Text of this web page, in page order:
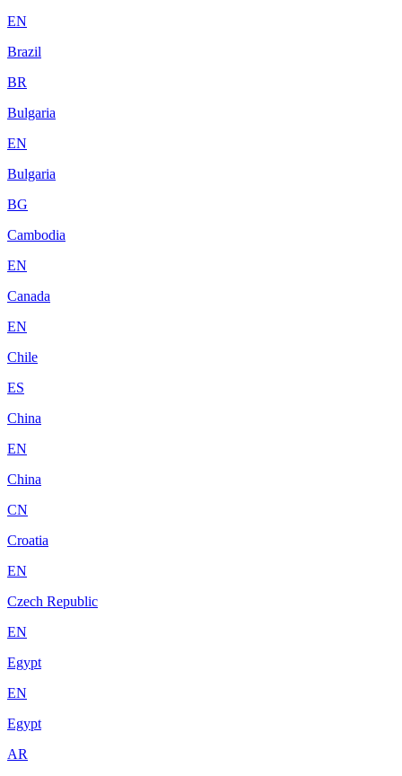
EN
Brazil
BR
Bulgaria
EN
Bulgaria
BG
Cambodia
EN
Canada
EN
Chile
ES
China
EN
China
CN
Croatia
EN
Czech Republic
EN
Egypt
EN
Egypt
AR